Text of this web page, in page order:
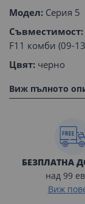
Модел: Серия 5
Съвместимост:
F11 комби (09-
Цвят: черно
Виж пълното
БЕЗПЛАТНА
над 99
Виж